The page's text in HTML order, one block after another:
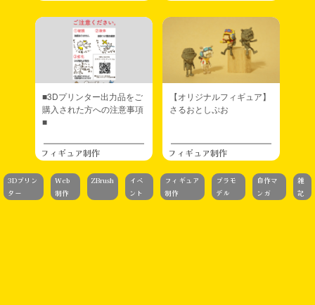
■3Dプリンター出力品をご
購入された方への注意事項
■
フィギュア制作
【オリジナルフィギュア】
さるおとしぷお
フィギュア制作
3Dプリン
ター
Web
制作
ZBrush
イベ
ント
フィギュア
制作
プラモ
デル
自作マ
ンガ
雑
記